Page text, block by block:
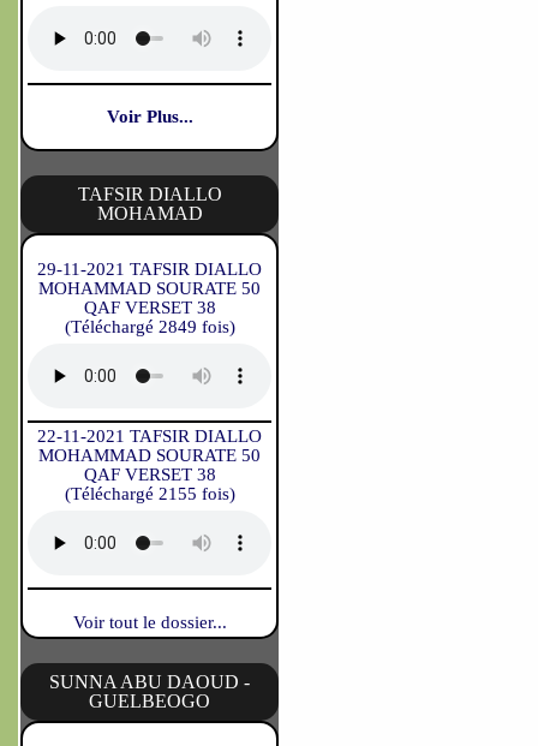
Voir Plus...
TAFSIR DIALLO
MOHAMAD
29-11-2021 TAFSIR DIALLO
MOHAMMAD SOURATE 50
QAF VERSET 38
(Téléchargé 2849 fois)
22-11-2021 TAFSIR DIALLO
MOHAMMAD SOURATE 50
QAF VERSET 38
(Téléchargé 2155 fois)
Voir tout le dossier...
SUNNA ABU DAOUD -
GUELBEOGO